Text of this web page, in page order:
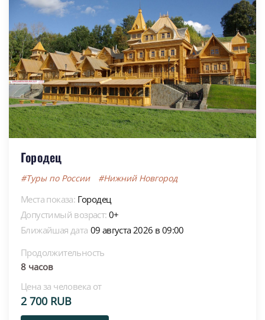
Городец
#Туры по России #Нижний Новгород
Места показа: Городец
Допустимый возраст: 0+
Ближайшая дата 09 августа 2026 в 09:00
Продолжительность
8 часов
Цена за человека от
2 700 RUB